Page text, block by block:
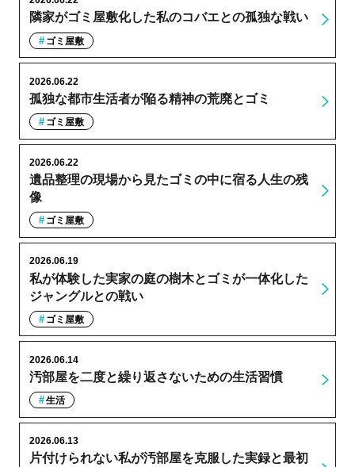
隣家がゴミ屋敷化した私のコバエとの孤独な戦い
ゴミ屋敷
孤独な都市生活者が陥る精神の荒廃とゴミ
2026.06.22
ゴミ屋敷
遺品整理の現場から見たゴミの中に宿る人生の残
像
2026.06.22
ゴミ屋敷
私が体験した実家の庭の樹木とゴミが一体化した
ジャングルとの戦い
2026.06.19
ゴミ屋敷
汚部屋を二度と繰り返さないための生活習慣
2026.06.14
生活
片付けられない私が汚部屋を克服した実録と最初
2026.06.13